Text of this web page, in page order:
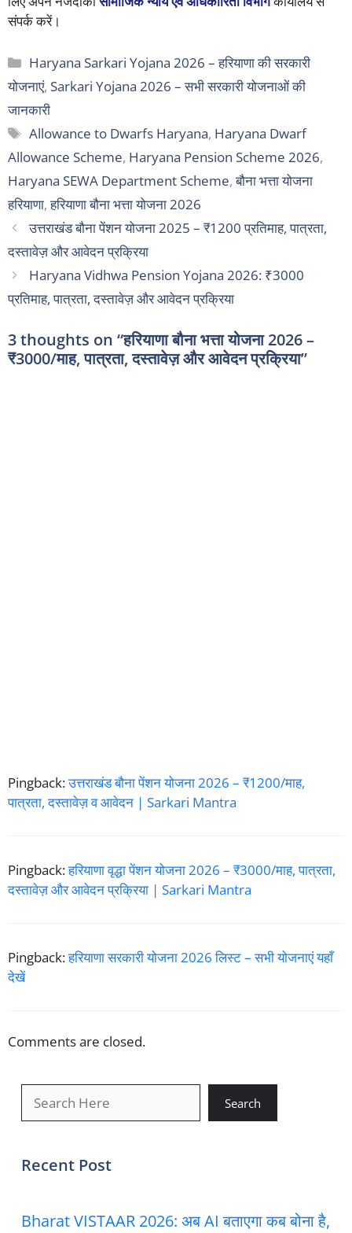
संपर्क करें।
Categories
Haryana Sarkari Yojana 2026 – हरियाणा की सरकारी
योजनाएं, Sarkari Yojana 2026 – सभी सरकारी योजनाओं की
जानकारी
Tags
Allowance to Dwarfs Haryana, Haryana Dwarf
Allowance Scheme, Haryana Pension Scheme 2026,
Haryana SEWA Department Scheme,बौना भत्ता योजना
हरियाणा,हरियाणा बौना भत्ता योजना 2026
उत्तराखंड बौना पेंशन योजना 2025 – ₹1200 प्रतिमाह, पात्रता,
दस्तावेज़ और आवेदन प्रक्रिया
Haryana Vidhwa Pension Yojana 2026: ₹3000
प्रतिमाह, पात्रता, दस्तावेज़ और आवेदन प्रक्रिया
3 thoughts on “हरियाणा बौना भत्ता योजना 2026 –
₹3000/माह, पात्रता, दस्तावेज़ और आवेदन प्रक्रिया”
Pingback:उत्तराखंड बौना पेंशन योजना 2026 – ₹1200/माह,
पात्रता, दस्तावेज़ व आवेदन | Sarkari Mantra
Pingback:हरियाणा वृद्धा पेंशन योजना 2026 – ₹3000/माह, पात्रता,
दस्तावेज़ और आवेदन प्रक्रिया | Sarkari Mantra
Pingback:हरियाणा सरकारी योजना 2026 लिस्ट – सभी योजनाएं यहाँ
देखें
Comments are closed.
Search
Recent Post
Bharat VISTAAR 2026: अब AI बताएगा कब बोना है,